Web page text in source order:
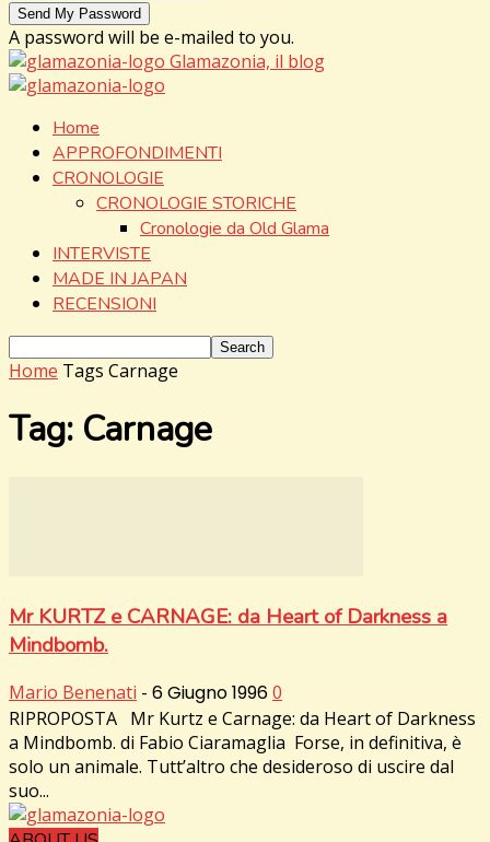
A password will be e-mailed to you.
Glamazonia, il blog
Home
APPROFONDIMENTI
CRONOLOGIE
CRONOLOGIE STORICHE
Cronologie da Old Glama
INTERVISTE
MADE IN JAPAN
RECENSIONI
Home Tags Carnage
Tag: Carnage
Mr KURTZ e CARNAGE: da Heart of Darkness a
Mindbomb.
Mario Benenati - 6 Giugno 19960
RIPROPOSTA Mr Kurtz e Carnage: da Heart of Darkness
a Mindbomb. di Fabio Ciaramaglia Forse, in definitiva, è
solo un animale. Tutt’altro che desideroso di uscire dal
suo...